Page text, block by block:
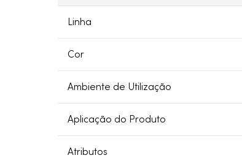
Linha
Cor
Ambiente de Utilização
Aplicação do Produto
Atributos